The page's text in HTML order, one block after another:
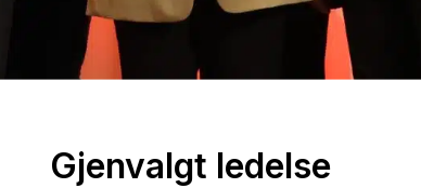
Gjenvalgt ledelse